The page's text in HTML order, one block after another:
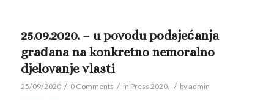
25.09.2020. – u povodu podsjećanja
građana na konkretno nemoralno
djelovanje vlasti
25/09/2020 / 0 Comments / in Press 2020. / by admin